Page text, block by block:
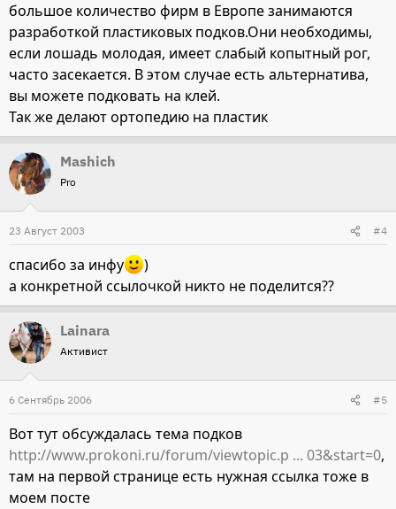
большое количество фирм в Европе занимаются
разработкой пластиковых подков.Они необходимы,
если лошадь молодая, имеет слабый копытный рог,
часто засекается. В этом случае есть альтернатива,
вы можете подковать на клей.
Так же делают ортопедию на пластик
Mashich
Pro
23 Август 2003 #4
спасибо за инфу
)
а конкретной ссылочкой никто не поделится??
Lainara
Активист
6 Сентябрь 2006 #5
Вот тут обсуждалась тема подков
http://www.prokoni.ru/forum/viewtopic.p ... 03&start=0,
там на первой странице есть нужная ссылка тоже в
моем посте